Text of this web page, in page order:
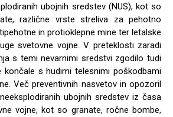
ubojnih sredstev (NUS), kot so
različne vrste streliva za pehotno
in protioklepne mine ter letalske
svetovne vojne. V preteklosti zaradi
s temi nevarnimi sredstvi zgodilo tudi
s hudimi telesnimi poškodbami
Več preventivnih nasvetov in opozoril
ubojnih sredstev iz časa
vojne, kot so granate, ročne bombe,